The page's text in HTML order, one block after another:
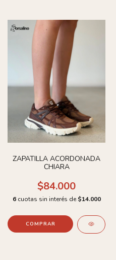
ZAPATILLA ACORDONADA
CHIARA
$84.000
6 cuotas sin interés de $14.000
COMPRAR